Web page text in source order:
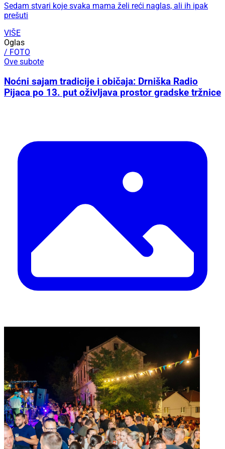
Sedam stvari koje svaka mama želi reći naglas, ali ih ipak
prešuti
VIŠE
Oglas
/ FOTO
Ove subote
Noćni sajam tradicije i običaja: Drniška Radio
Pijaca po 13. put oživljava prostor gradske tržnice